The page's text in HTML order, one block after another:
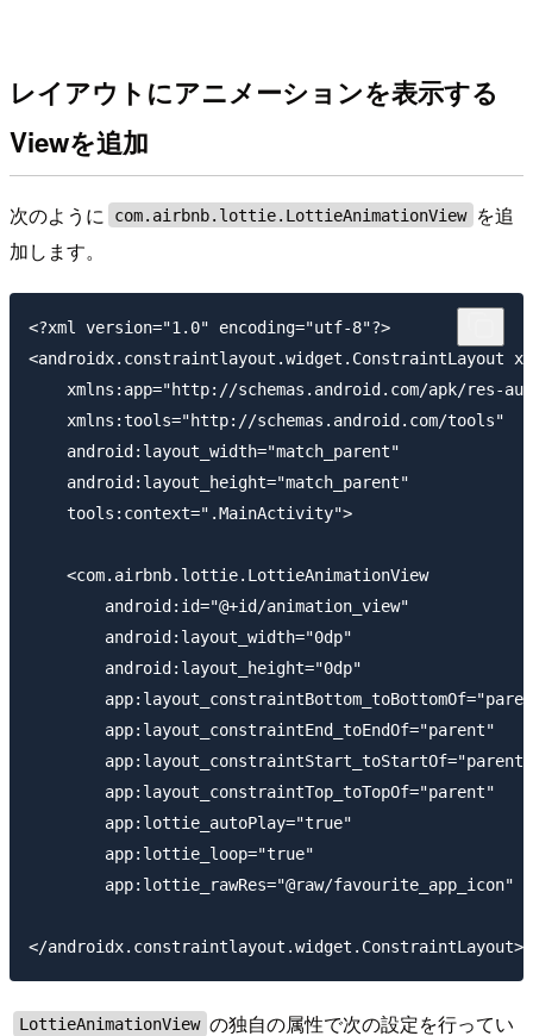
レイアウトにアニメーションを表示する
Viewを追加
次のように com.airbnb.lottie.LottieAnimationView
を追
加します。
<?xml version="1.0" encoding="utf-8"?>
<androidx.constraintlayout.widget.ConstraintLayout
xmlns:app="http://schemas.android.com/apk/res-
    xmlns:tools="http://schemas.android.com/tools"
    android:layout_width="match_parent"
    android:layout_height="match_parent"
    tools:context=".MainActivity">
    <com.airbnb.lottie.LottieAnimationView
        android:id="@+id/animation_view"
        android:layout_width="0dp"
        android:layout_height="0dp"
        app:layout_constraintEnd_toEndOf="parent"
        app:layout_constraintStart_toStartOf="parent"
        app:layout_constraintTop_toTopOf="parent"
        app:lottie_autoPlay="true"
        app:lottie_loop="true"
app:lottie_rawRes="@raw/favourite_app_icon"
LottieAnimationView の独自の属性で次の設定を行ってい